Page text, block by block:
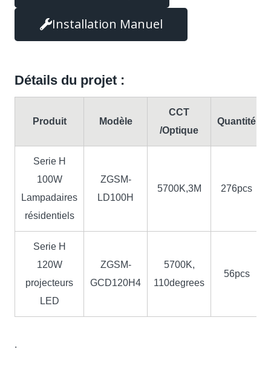
Installation Manuel
Détails du projet :
Produit Modèle
CCT
/Optique
Quantité
Serie H
100W
Lampadaires
résidentiels
ZGSM-
LD100H
5700K,3M 276pcs
Serie H
120W
projecteurs
LED
ZGSM-
GCD120H4
5700K,
110degrees
56pcs
.